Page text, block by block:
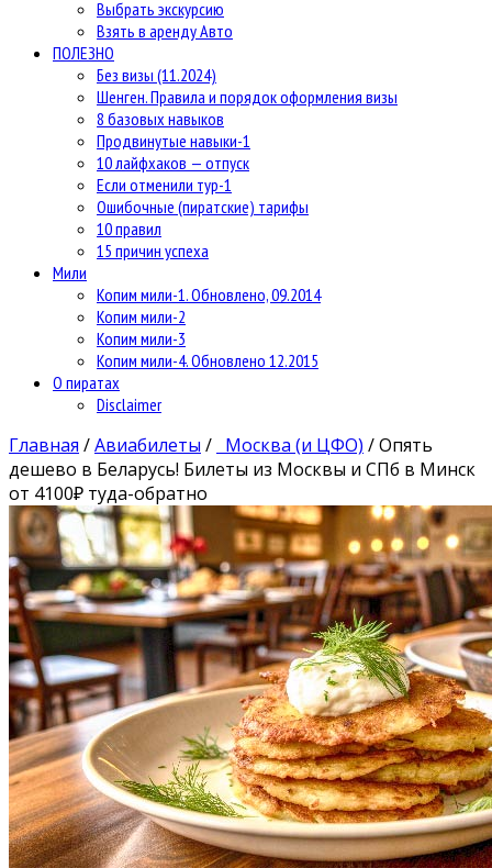
Выбрать экскурсию
Взять в аренду Авто
ПОЛЕЗНО
Без визы (11.2024)
Шенген. Правила и порядок оформления визы
8 базовых навыков
Продвинутые навыки-1
10 лайфхаков — отпуск
Если отменили тур-1
Ошибочные (пиратские) тарифы
10 правил
15 причин успеха
Мили
Копим мили-1. Обновлено, 09.2014
Копим мили-2
Копим мили-3
Копим мили-4. Обновлено 12.2015
О пиратах
Disclaimer
Главная /Авиабилеты / Москва (и ЦФО) /Опять
дешево в Беларусь! Билеты из Москвы и СПб в Минск
от 4100₽ туда-обратно